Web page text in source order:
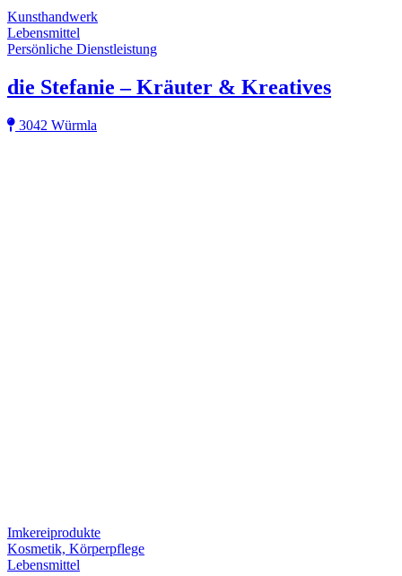
Kunsthandwerk
Lebensmittel
Persönliche Dienstleistung
die Stefanie – Kräuter & Kreatives
3042 Würmla
Imkereiprodukte
Kosmetik, Körperpflege
Lebensmittel